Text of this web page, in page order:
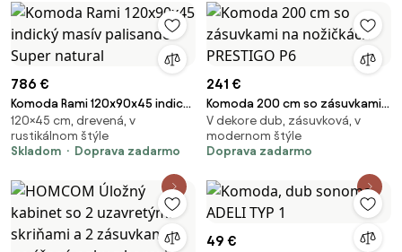
786 €
Komoda Rami 120x90x45 indický
masív palisander Super natural
120×45 cm, drevená, v
rustikálnom štýle
Skladom
Doprava zadarmo
241 €
Komoda 200 cm so zásuvkami
na nožičkách PRESTIGO P6
V dekore dub, zásuvková, v
modernom štýle
Doprava zadarmo
49 €